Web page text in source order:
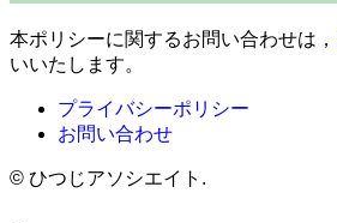
本ポリシーに関するお問い合わせは，
いいたします。
プライバシーポリシー
お問い合わせ
© ひつじアソシエイト.